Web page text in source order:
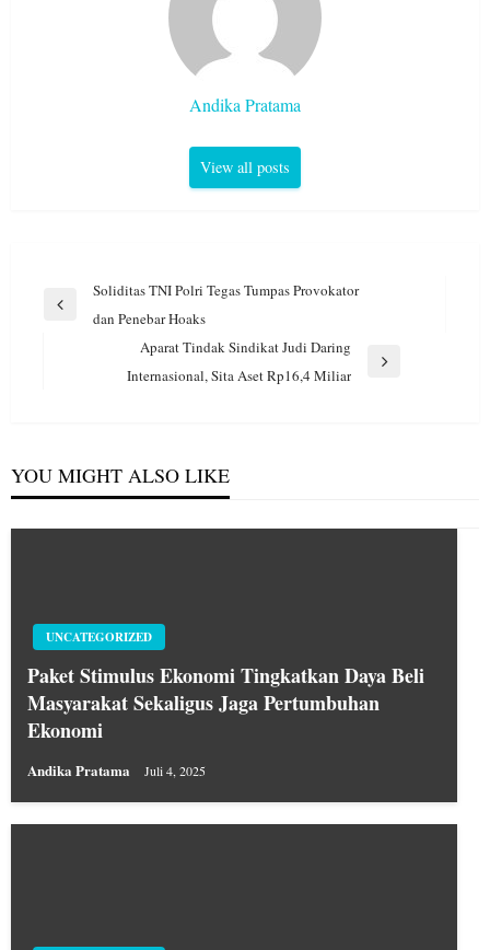
Andika Pratama
View all posts
Navigasi
pos
Previous
Soliditas TNI Polri Tegas Tumpas Provokator
dan Penebar Hoaks
Aparat Tindak Sindikat Judi Daring
Internasional, Sita Aset Rp16,4 Miliar
YOU MIGHT ALSO LIKE
UNCATEGORIZED
Paket Stimulus Ekonomi Tingkatkan Daya Beli
Masyarakat Sekaligus Jaga Pertumbuhan
Ekonomi
Andika Pratama Juli 4, 2025